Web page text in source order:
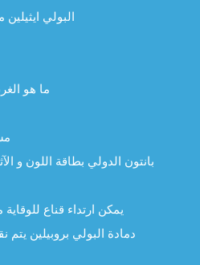
البولي
ما هو
بانتون الدولي بطاقة اللون و
يمكن ارتداء قناع
دمادة البولي بروبيلين